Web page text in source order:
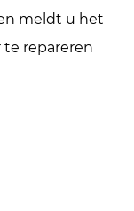
meldt u het
repareren